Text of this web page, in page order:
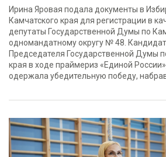
Ирина Яровая подала документы в
Камчатского края для регистрации в
депутаты Государственной Думы по
одномандатному округу № 48.
Председателя Государственной Думы
края в ходе праймериз «Единой
одержала убедительную победу,